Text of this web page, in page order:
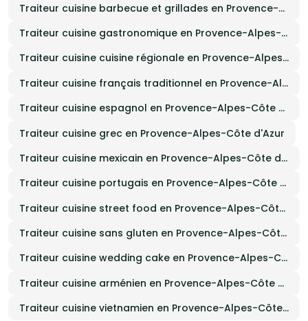
Traiteur cuisine barbecue et grillades en Provence-Alpes-Côte d'Azur
Traiteur cuisine gastronomique en Provence-Alpes-Côte d'Azur
Traiteur cuisine cuisine régionale en Provence-Alpes-Côte d'Azur
Traiteur cuisine français traditionnel en Provence-Alpes-Côte d'Azur
Traiteur cuisine espagnol en Provence-Alpes-Côte d'Azur
Traiteur cuisine grec en Provence-Alpes-Côte d'Azur
Traiteur cuisine mexicain en Provence-Alpes-Côte d'Azur
Traiteur cuisine portugais en Provence-Alpes-Côte d'Azur
Traiteur cuisine street food en Provence-Alpes-Côte d'Azur
Traiteur cuisine sans gluten en Provence-Alpes-Côte d'Azur
Traiteur cuisine wedding cake en Provence-Alpes-Côte d'Azur
Traiteur cuisine arménien en Provence-Alpes-Côte d'Azur
Traiteur cuisine vietnamien en Provence-Alpes-Côte d'Azur